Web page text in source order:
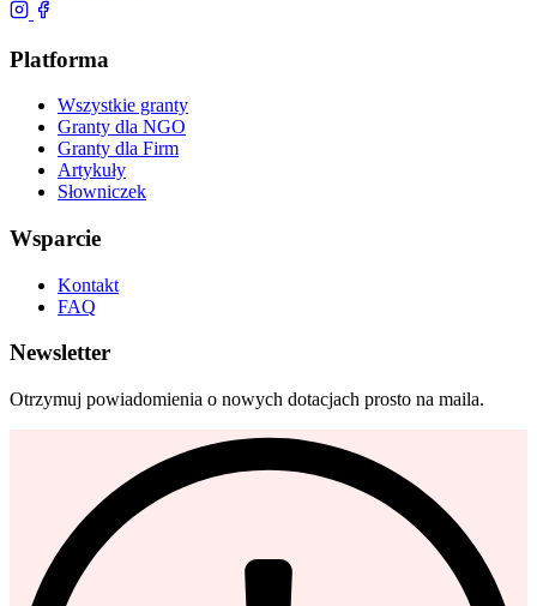
Platforma
Wszystkie granty
Granty dla NGO
Granty dla Firm
Artykuły
Słowniczek
Wsparcie
Kontakt
FAQ
Newsletter
Otrzymuj powiadomienia o nowych dotacjach prosto na maila.